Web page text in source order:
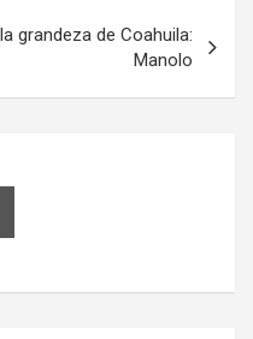
grandeza de Coahuila:
Manolo